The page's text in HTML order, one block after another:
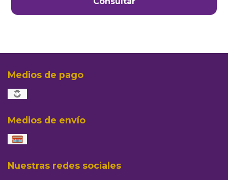
Medios de pago
Medios de envío
Nuestras redes sociales